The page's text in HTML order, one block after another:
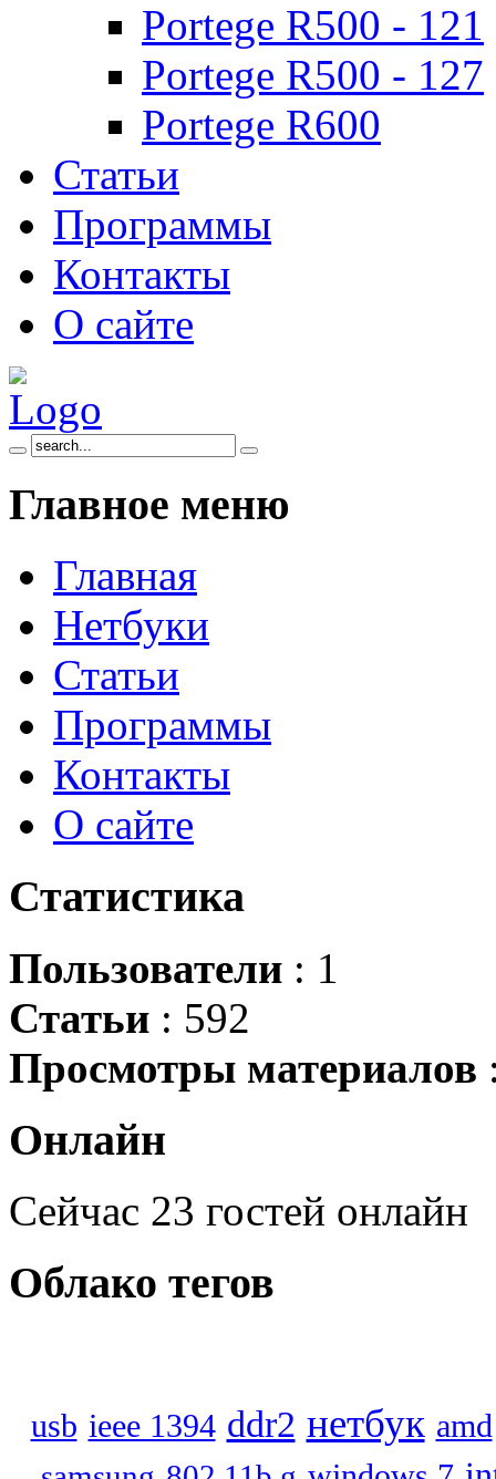
Portege R500 - 121
Portege R500 - 127
Portege R600
Статьи
Программы
Контакты
О сайте
Главное меню
Главная
Нетбуки
Статьи
Программы
Контакты
О сайте
Статистика
Пользователи : 1
Статьи : 592
Просмотры материалов
Онлайн
Сейчас 23 гостей онлайн
Облако тегов
usb ieee 1394 ddr2 нетбук amd